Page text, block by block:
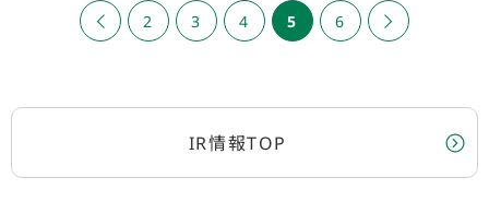
« 2 3 4 5 6 »
IR情報TOP